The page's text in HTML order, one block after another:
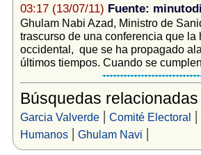
03:17 (13/07/11) Fuente:
Ghulam Nabi Azad, Ministro de
trascurso de una conferencia que
occidental, que se ha propagado
últimos tiempos. Cuando se
Búsquedas
Garcia Valverde| Comité Electoral |
Humanos| Ghulam Navi |